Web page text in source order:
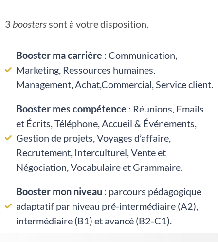
3 boosterssont à votre disposition.
Booster ma carrière : Communication,
Marketing, Ressources humaines,
Management, Achat,Commercial, Service client.
Booster mes compétence : Réunions, Emails
et Écrits, Téléphone, Accueil & Événements,
Gestion de projets, Voyages d’affaire,
Recrutement, Interculturel, Vente et
Négociation, Vocabulaire et Grammaire.
Booster mon niveau : parcours pédagogique
adaptatif par niveau pré-intermédiaire (A2),
intermédiaire (B1) et avancé (B2-C1).